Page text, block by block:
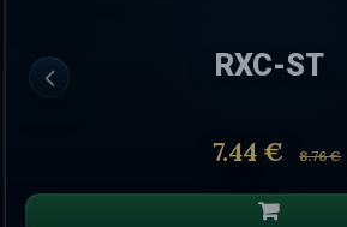
RXC-ST
7.44 € 8.76 €